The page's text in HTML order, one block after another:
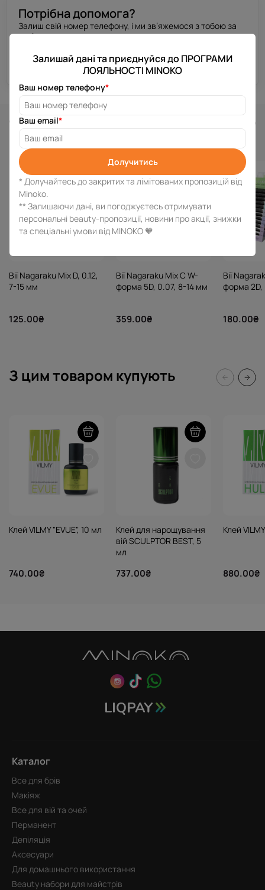
Потрібна допомога?
Залиш свій номер телефону, і ми зв’яжемося з тобою за
декілька хвилин.
Отримати консультацію
Схожі товари
Вії Nagaraku Mix D, 0.12,
7-15 мм
125.00₴
Вії Nagaraku Mix C W-
форма 5D, 0.07, 8-14 мм
359.00₴
Вії
форма 2D,
180.00₴
З цим товаром купують
Клей VILMY "EVUE", 10 мл
740.00₴
Клей для нарощування
вій SCULPTOR BEST, 5
мл
737.00₴
Клей
880.00₴
Каталог
Все для брів
Макіяж
Все для вій та очей
Перманент
Депіляція
Аксесуари
Для домашнього використання
Beauty набори для майстрів
Залишай дані та приєднуйся до ПРОГРАМИ
ЛОЯЛЬНОСТІ MINOKO
Ваш номер телефону*
Ваш email*
Долучитись
* Долучайтесь до закритих та лімітованих пропозицій від
Minoko.
** Залишаючи дані, ви погоджуєтесь отримувати
персональні beauty-пропозиції, новини про акції, знижки
та спеціальні умови від MINOKO 🧡